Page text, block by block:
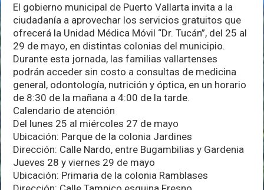
Tucán
brindará
servicios
médicos
gratuitos
del
25
al
29
de
Puerto
Vallarta
El gobierno municipal de Puerto Vallarta invita a la
ciudadanía a aprovechar los servicios gratuitos que
ofrecerá la Unidad Médica Móvil “Dr. Tucán”, del 25 al
29 de mayo, en distintas colonias del municipio.
Durante esta jornada, las familias vallartenses
podrán acceder sin costo a consultas de medicina
general, odontología, nutrición y óptica, en un horario
de 8:30 de la mañana a 4:00 de la tarde.
Calendario de atención
Del lunes 25 al miércoles 27 de mayo
Ubicación: Parque de la colonia Jardines
Dirección: Calle Nardo, entre Bugambilias y Gardenia
Jueves 28 y viernes 29 de mayo
Ubicación: Primaria de la colonia Ramblases